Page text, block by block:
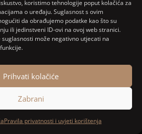
koristimo tehnologije poput kolačića za
o uređaju. Suglasnost s ovim
da obrađujemo podatke kao što su
ili jedinstveni ID-ovi na ovoj web stranici.
može negativno utjecati na
Prihvati kolačiće
Zabrani
Pravila privatnosti i uvjeti korištenja
prikaz.
developed by